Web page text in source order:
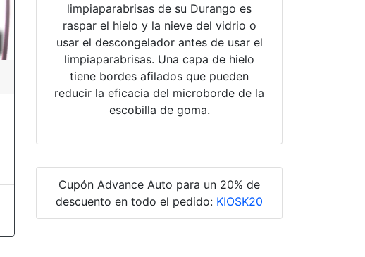
limpiaparabrisas de su Durango es
raspar el hielo y la nieve del vidrio o
usar el descongelador antes de usar el
limpiaparabrisas. Una capa de hielo
tiene bordes afilados que pueden
reducir la eficacia del microborde de la
escobilla de goma.
Cupón Advance Auto para un 20% de
descuento en todo el pedido: KIOSK20